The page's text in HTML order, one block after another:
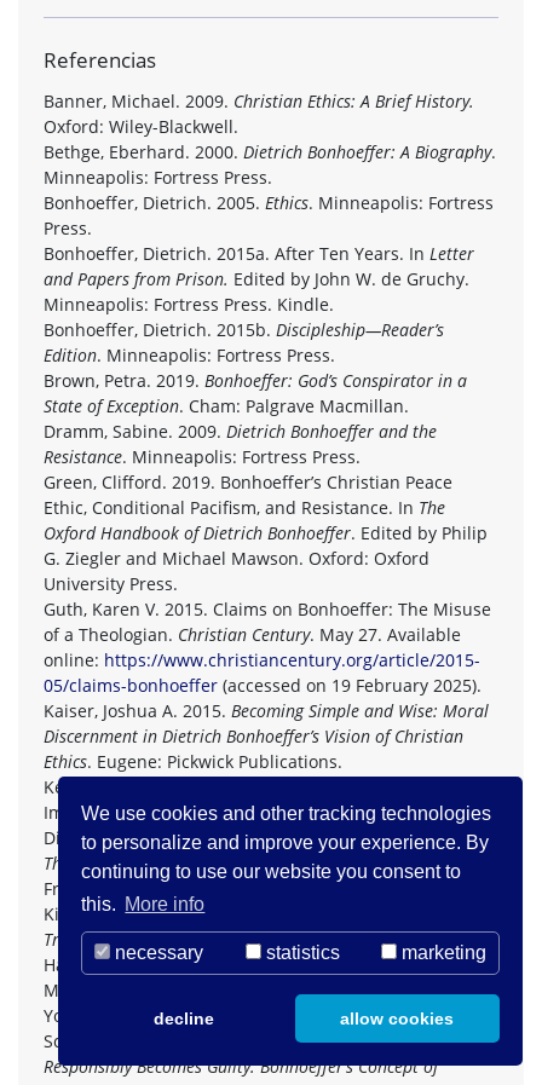
We use cookies and other tracking technologies
to personalize and improve your experience. By
continuing to use our website you consent to
this. More info
necessary statistics marketing
decline allow cookies
Referencias
Banner, Michael. 2009. Christian Ethics: A Brief History.
Oxford: Wiley-Blackwell.
Bethge, Eberhard. 2000. Dietrich Bonhoeffer: A Biography.
Minneapolis: Fortress Press.
Bonhoeffer, Dietrich. 2005. Ethics. Minneapolis: Fortress
Press.
Bonhoeffer, Dietrich. 2015a. After Ten Years. In Letter
and Papers from Prison. Edited by John W. de Gruchy.
Minneapolis: Fortress Press. Kindle.
Bonhoeffer, Dietrich. 2015b. Discipleship—Reader’s
Edition. Minneapolis: Fortress Press.
Brown, Petra. 2019. Bonhoeffer: God’s Conspirator in a
State of Exception. Cham: Palgrave Macmillan.
Dramm, Sabine. 2009. Dietrich Bonhoeffer and the
Resistance. Minneapolis: Fortress Press.
Green, Clifford. 2019. Bonhoeffer’s Christian Peace
Ethic, Conditional Pacifism, and Resistance. In The
Oxford Handbook of Dietrich Bonhoeffer. Edited by Philip
G. Ziegler and Michael Mawson. Oxford: Oxford
University Press.
Guth, Karen V. 2015. Claims on Bonhoeffer: The Misuse
of a Theologian. Christian Century. May 27. Available
online: https://www.christiancentury.org/article/2015-
05/claims-bonhoeffer (accessed on 19 February 2025).
Kaiser, Joshua A. 2015. Becoming Simple and Wise: Moral
Discernment in Dietrich Bonhoeffer’s Vision of Christian
Ethics. Eugene: Pickwick Publications.
Kelley, Geffrey B. 2017. Kierkegaard as ‘Antidote’ and as
Impact on Dietrich Bonhoeffer’s Concept of Christian
Discipleship. InBonhoeffer’s Intellectual Formation:
Theology and Philosophy in His Thought. Edited by Peter
Frick. Eugene: Wipf & Stock.
Kierkegaard, Soren. 2024.
Trembling.Translated by Alexander Jech. Indianapolis:
Hackett.
Marsh, Charles. 2014.
A Life of Dietrich Bonhoeffer.New
York: Alfred A. Knopf.
Schliesser, Christine. 2008.
Everyone Who Acts
Responsibly Becomes Guilty: Bonhoeffer’s Concept of